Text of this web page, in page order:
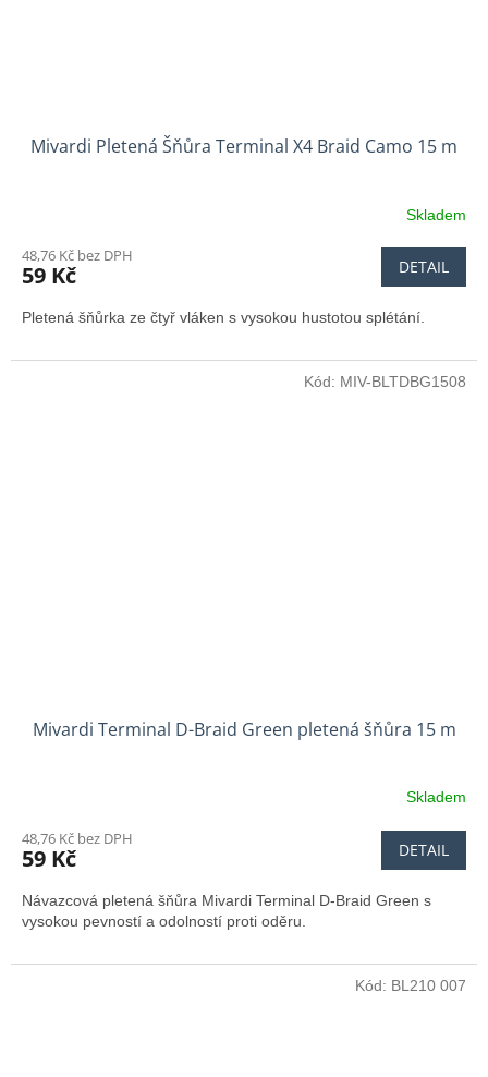
Mivardi Pletená Šňůra Terminal X4 Braid Camo 15 m
Skladem
48,76 Kč bez DPH
59 Kč DETAIL
Pletená šňůrka ze čtyř vláken s vysokou hustotou splétání.
Mivardi Terminal D-Braid Green pletená šňůra 15 m
Skladem
48,76 Kč bez DPH
59 Kč DETAIL
Návazcová pletená šňůra Mivardi Terminal D-Braid Green s
vysokou pevností a odolností proti oděru.
Kód: MIV-BLTDBG1508
Kód: BL210 007